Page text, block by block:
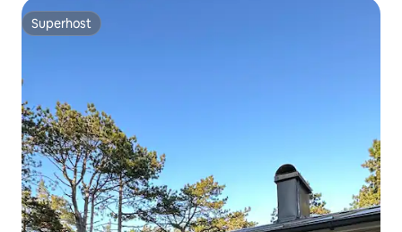
Superhost
Superhost